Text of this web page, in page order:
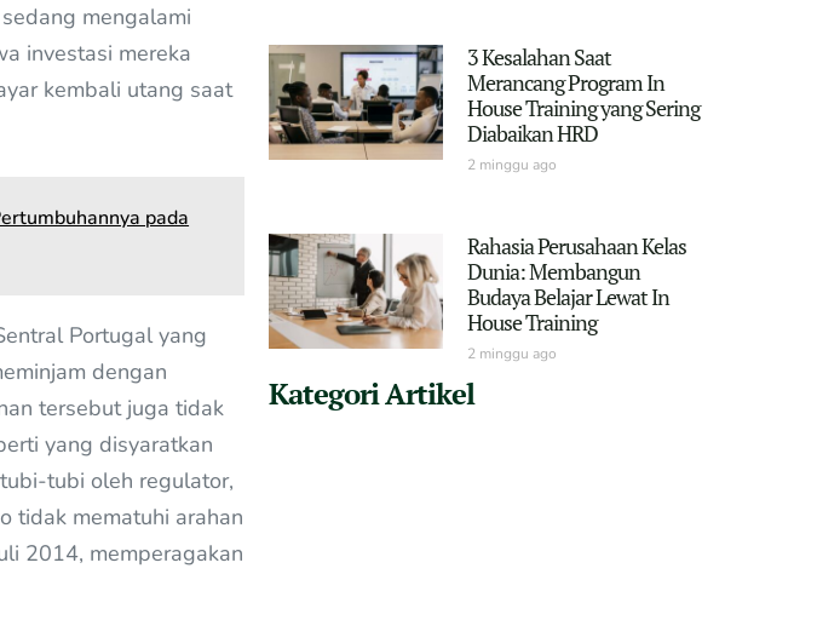
mengalami
investasi mereka
kembali utang saat
pada
Portugal yang
dengan
tersebut juga tidak
yang disyaratkan
tubi oleh regulator,
tidak mematuhi arahan
2014, memperagakan
3 Kesalahan Saat
Merancang Program In
House Training yang Sering
Diabaikan HRD
2 minggu ago
Rahasia Perusahaan Kelas
Dunia: Membangun
Budaya Belajar Lewat In
House Training
2 minggu ago
Kategori Artikel